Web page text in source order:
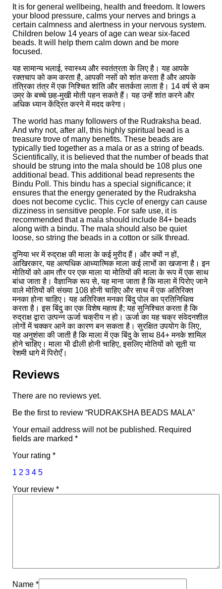
It is for general wellbeing, health and freedom. It lowers
your blood pressure, calms your nerves and brings a
certain calmness and alertness in your nervous system.
Children below 14 years of age can wear six-faced
beads. It will help them calm down and be more
focused.
यह सामान्य भलाई, स्वास्थ्य और स्वतंत्रता के लिए है। यह आपके
रक्तचाप को कम करता है, आपकी नसों को शांत करता है और आपके
तंत्रिका तंत्र में एक निश्चित शांति और सतर्कता लाता है। 14 वर्ष से कम
उम्र के बच्चे छह-मुखी मोती पहन सकते हैं। यह उन्हें शांत करने और
अधिक ध्यान केंद्रित करने में मदद करेगा।
The world has many followers of the Rudraksha bead.
And why not, after all, this highly spiritual bead is a
treasure trove of many benefits. These beads are
typically tied together as a mala or as a string of beads.
Scientifically, it is believed that the number of beads that
should be strung into the mala should be 108 plus one
additional bead. This additional bead represents the
Bindu Poll. This bindu has a special significance; it
ensures that the energy generated by the Rudraksha
does not become cyclic. This cycle of energy can cause
dizziness in sensitive people. For safe use, it is
recommended that a mala should include 84+ beads
along with a bindu. The mala should also be quiet
loose, so string the beads in a cotton or silk thread.
दुनिया भर में रुद्राक्ष की माला के कई मुरीद हैं। और क्यों न हों,
आखिरकार, यह अत्यधिक आध्यात्मिक माला कई लाभों का खजाना है। इन
मोतियों को आम तौर पर एक माला या मोतियों की माला के रूप में एक साथ
बांधा जाता है। वैज्ञानिक रूप से, यह माना जाता है कि माला में पिरोए जाने
वाले मोतियों की संख्या 108 होनी चाहिए और साथ में एक अतिरिक्त
मनका होना चाहिए। यह अतिरिक्त मनका बिंदु पोल का प्रतिनिधित्व
करता है। इस बिंदु का एक विशेष महत्व है; यह सुनिश्चित करता है कि
रुद्राक्ष द्वारा उत्पन्न ऊर्जा चक्रीय न हो। ऊर्जा का यह चक्र संवेदनशील
लोगों में चक्कर आने का कारण बन सकता है। सुरक्षित उपयोग के लिए,
यह अनुशंसा की जाती है कि माला में एक बिंदु के साथ 84+ मनके शामिल
होने चाहिए। माला भी ढीली होनी चाहिए, इसलिए मोतियों को सूती या
रेशमी धागे में पिरोएँ।
Reviews
There are no reviews yet.
Be the first to review “RUDRAKSHA BEADS MALA”
Your email address will not be published. Required
fields are marked *
Your rating *
1 2 3 4 5
Your review *
Name *